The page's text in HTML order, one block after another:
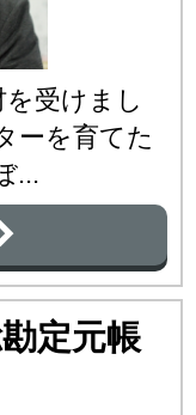
受けまし
ーを育てた
...
定元帳